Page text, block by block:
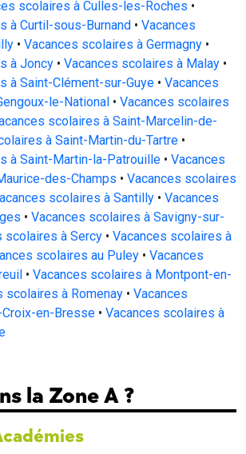
scolaires à Culles-les-Roches •
à Curtil-sous-Burnand • Vacances
• Vacances scolaires à Germagny •
à Joncy • Vacances scolaires à Malay •
à Saint-Clément-sur-Guye • Vacances
le-National • Vacances scolaires
scolaires à Saint-Marcelin-de-
à Saint-Martin-du-Tartre •
à Saint-Martin-la-Patrouille • Vacances
des-Champs • Vacances scolaires
scolaires à Santilly • Vacances
• Vacances scolaires à Savigny-sur-
scolaires à Sercy • Vacances scolaires à
scolaires au Puley • Vacances
• Vacances scolaires à Montpont-en-
scolaires à Romenay • Vacances
en-Bresse • Vacances scolaires à
la Zone A ?